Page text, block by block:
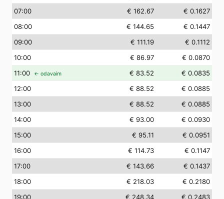
07:00 € 162.67
€ 0.1627
08:00 € 144.65
€ 0.1447
09:00 € 111.19
€ 0.1112
10:00 € 86.97
€ 0.0870
11:00 ← odavaim € 83.52
€ 0.0835
12:00 € 88.52
€ 0.0885
13:00 € 88.52
€ 0.0885
14:00 € 93.00
€ 0.0930
15:00 € 95.11
€ 0.0951
16:00 € 114.73
€ 0.1147
17:00 € 143.66
€ 0.1437
18:00 € 218.03
€ 0.2180
19:00 € 248.34
€ 0.2483